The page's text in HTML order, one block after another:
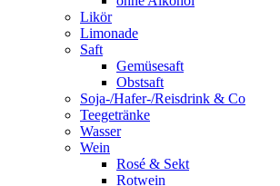
Likör
Limonade
Saft
Gemüsesaft
Obstsaft
Soja-/Hafer-/Reisdrink & Co
Teegetränke
Wasser
Wein
Rosé & Sekt
Rotwein